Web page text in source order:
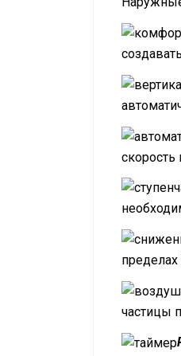
частицы